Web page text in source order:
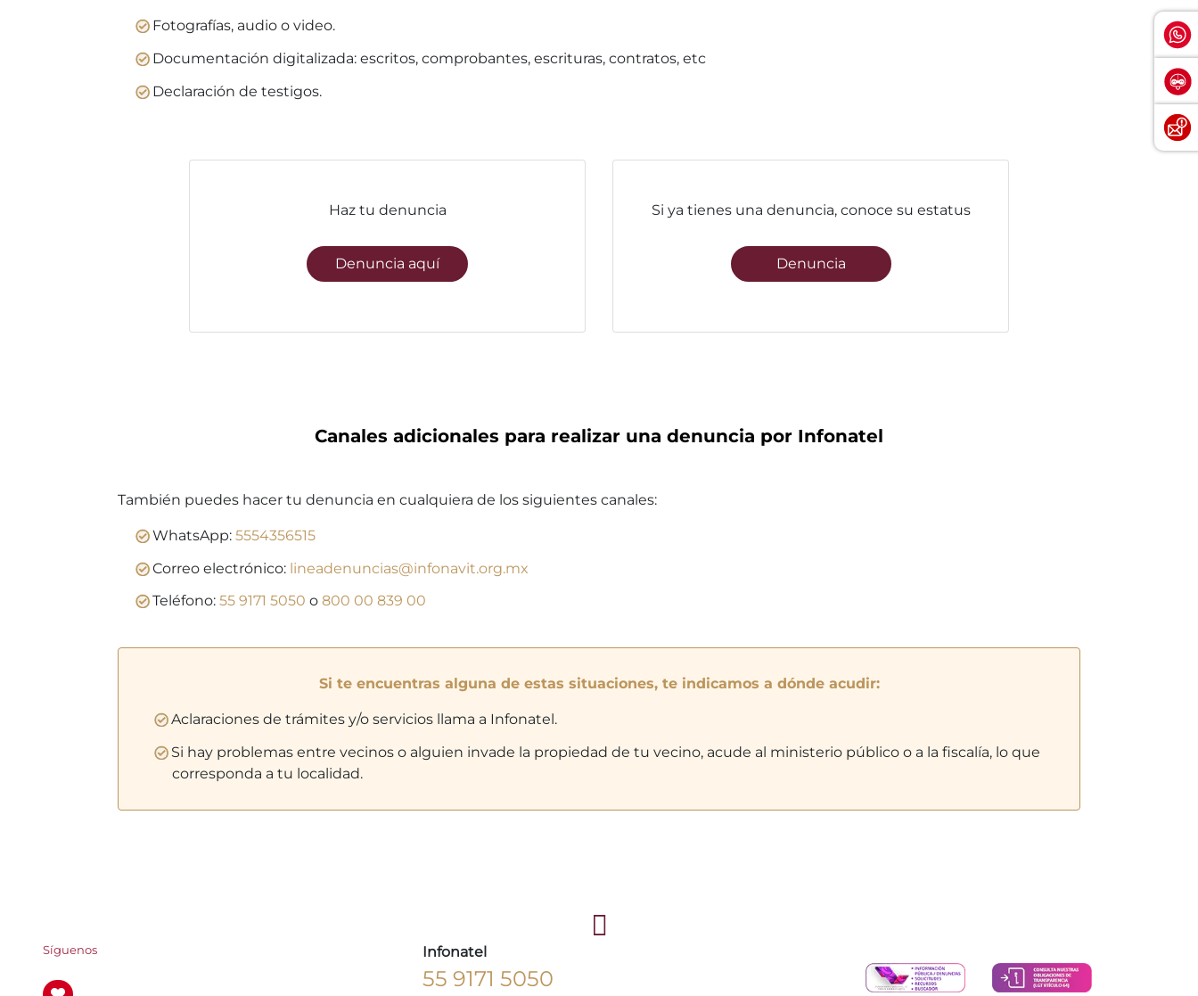
Fotografías, audio o video.
Documentación digitalizada: escritos, comprobantes, escrituras, contratos, etc
Declaración de testigos.
Haz tu denuncia
Denuncia aquí
Si ya tienes una denuncia, conoce su estatus
Denuncia
Canales adicionales para realizar una denuncia por Infonatel
También puedes hacer tu denuncia en cualquiera de los siguientes canales:
WhatsApp: 5554356515
Correo electrónico: lineadenuncias@infonavit.org.mx
Teléfono: 55 9171 5050 o 800 00 839 00
Si te encuentras alguna de estas situaciones, te indicamos a dónde acudir:
Aclaraciones de trámites y/o servicios llama a Infonatel.
Si hay problemas entre vecinos o alguien invade la propiedad de tu vecino, acude al ministerio público o a la fiscalía, lo que
corresponda a tu localidad.
Síguenos Infonatel
55 9171 5050